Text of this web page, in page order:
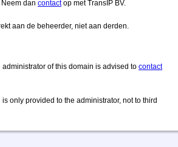
dan contactop met TransIP BV.
aan de beheerder, niet aan derden.
of this domain is advised to contact
only provided to the administrator, not to third